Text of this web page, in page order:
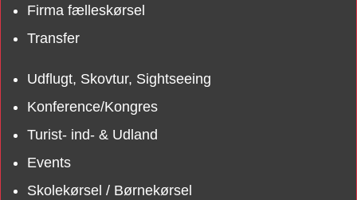
Firma fælleskørsel
Transfer
Udflugt, Skovtur, Sightseeing
Konference/Kongres
Turist- ind- & Udland
Events
Skolekørsel / Børnekørsel